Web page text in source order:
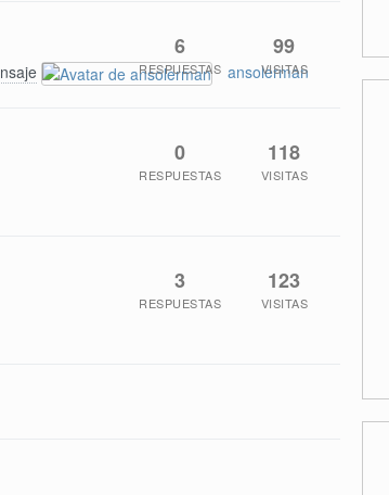
ansolerman
6
RESPUESTAS
99
VISITAS
0
RESPUESTAS
118
VISITAS
3
RESPUESTAS
123
VISITAS